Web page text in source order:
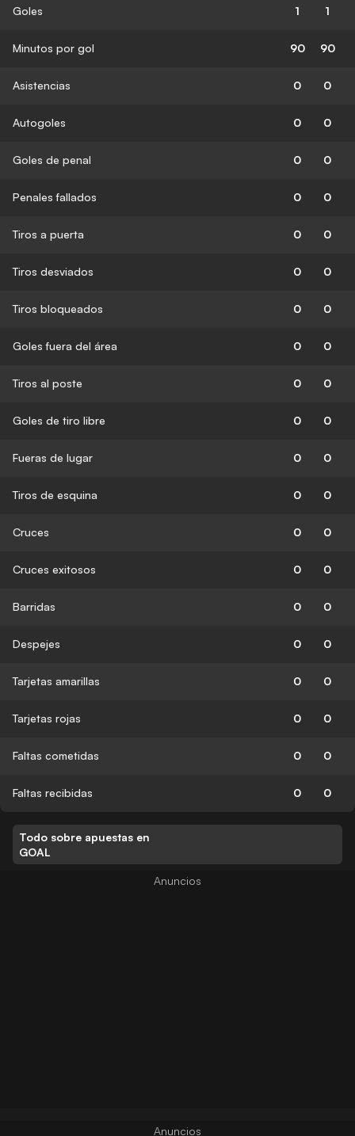
Goles 1 1
Minutos por gol 90 90
Asistencias 0 0
Autogoles 0 0
Goles de penal 0 0
Penales fallados 0 0
Tiros a puerta 0 0
Tiros desviados 0 0
Tiros bloqueados 0 0
Goles fuera del área 0 0
Tiros al poste 0 0
Goles de tiro libre 0 0
Fueras de lugar 0 0
Tiros de esquina 0 0
Cruces 0 0
Cruces exitosos 0 0
Barridas 0 0
Despejes 0 0
Tarjetas amarillas 0 0
Tarjetas rojas 0 0
Faltas cometidas 0 0
Faltas recibidas 0 0
Todo sobre apuestas en
GOAL